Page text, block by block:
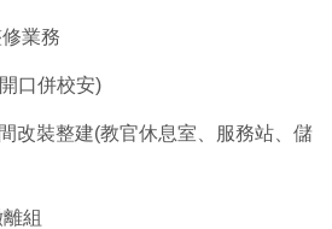
業務
口併校安)
改裝整建(教官休息室、服務站、儲
組